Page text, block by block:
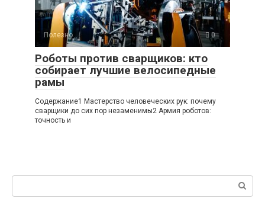
Полезно 0
Роботы против сварщиков: кто
собирает лучшие велосипедные
рамы
Содержание1 Мастерство человеческих рук: почему
сварщики до сих пор незаменимы2 Армия роботов:
точность и